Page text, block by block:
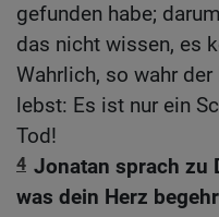
gefunden habe;
das nicht wissen, es
Wahrlich, so wahr
lebst: Es ist nur ein
Tod!
4 Jonatan sprach zu
was dein Herz